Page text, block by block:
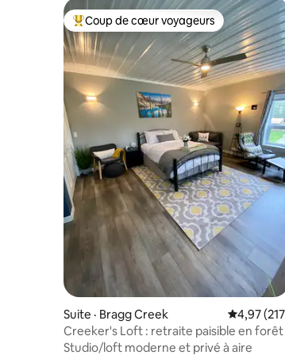
Coup de cœur voyageurs parmi les plus
Coup de cœur voyageurs
Suite · Bragg Creek Note
4,97
Creeker's Loft : retraite paisible en forêt
Studio/loft moderne et privé à aire